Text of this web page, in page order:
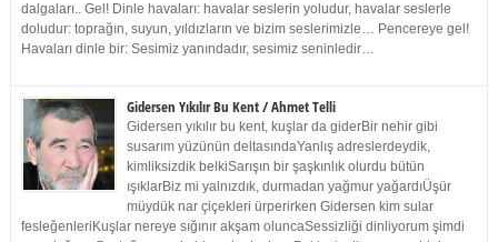
dalgaları.. Gel! Dinle havaları: havalar seslerin yoludur, havalar seslerle
doludur: toprağın, suyun, yıldızların ve bizim seslerimizle… Pencereye gel!
Havaları dinle bir: Sesimiz yanındadır, sesimiz seninledir…
Gidersen Yıkılır Bu Kent / Ahmet Telli
Gidersen yıkılır bu kent, kuşlar da giderBir nehir gibi
susarım yüzünün deltasındaYanlış adreslerdeydik,
kimliksizdik belkiSarışın bir şaşkınlık olurdu bütün
ışıklarBiz mi yalnızdık, durmadan yağmur yağardıÜşür
müydük nar çiçekleri ürperirken Gidersen kim sular
fesleğenleriKuşlar nereye sığınır akşam oluncaSessizliği dinliyorum şimdi